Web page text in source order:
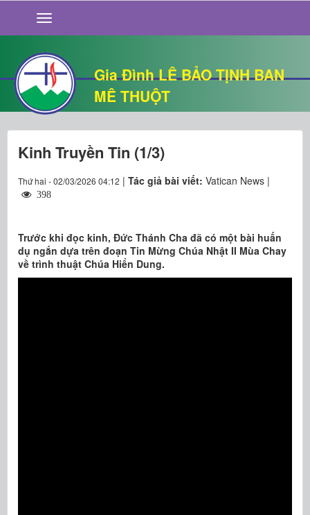
Gia Đình LÊ BẢO TỊNH BAN
MÊ THUỘT
GIỚI THIỆU
TIN TỨC
SỐNG ĐẠO
CHUYỆN NHÀ
QUÁN VĂN
THƯ GIÃN
Kinh Truyền Tin (1/3)
Thứ hai - 02/03/2026 04:12 | Tác giả bài viết: Vatican News |
398
Trước khi đọc kinh, Đức Thánh Cha đã có một bài huấn
dụ ngắn dựa trên đoạn Tin Mừng Chúa Nhật II Mùa Chay
về trình thuật Chúa Hiển Dung.